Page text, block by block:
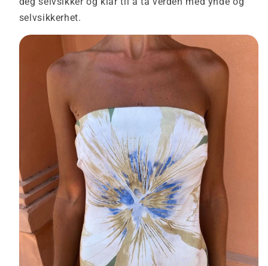
selvsikkerhet.